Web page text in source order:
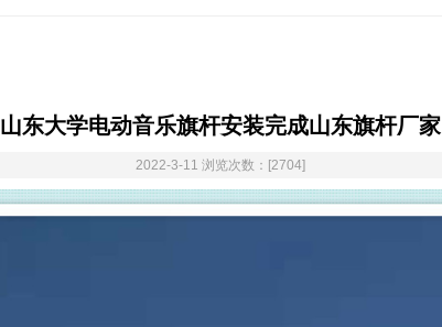
山东大学电动音乐旗杆安装完成山东旗杆厂家
2022-3-11 浏览次数：[2704]